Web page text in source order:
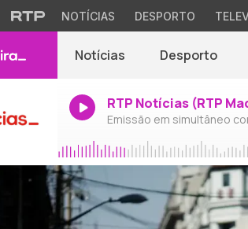
NOTÍCIAS DESPORTO
Notícias Desporto
RTP Notícias (RTP
Emissão em simultâneo